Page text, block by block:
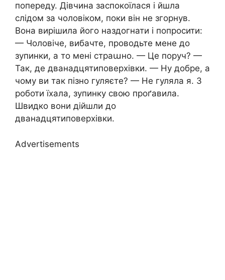
попереду. Дівчина заспокоїлася і йшла
слідом за чоловіком, поки він не згорнув.
Вона вирішила його наздогнати і попросити:
— Чоловіче, вибачте, проводьте мене до
зупинки, а то мені страաно. — Це поруч? —
Так, де дванадцятиповерхівки. — Ну добре, а
чому ви так пізно гуляєте? — Не гуляла я. З
роботи їхала, зупинку свою проґавила.
Швидко вони дійшли до
дванадцятиповерхівки.
Advertisements